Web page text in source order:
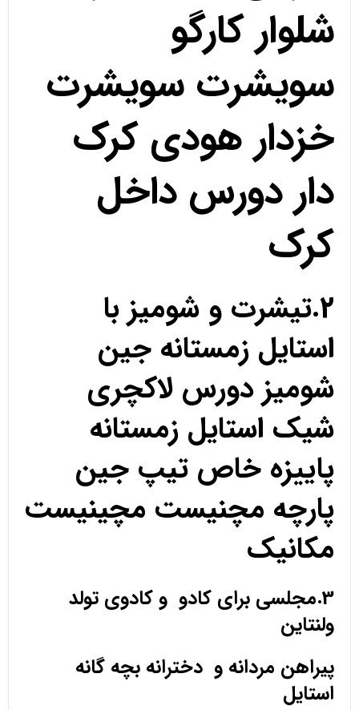
شلوار کارگو
سویشرت سویشرت
خزدار هودی کرک
دار دورس داخل
کرک
2.تیشرت و شومیز با
استایل زمستانه جین
شومیز دورس لاکچری
شیک استایل زمستانه
پاییزه خاص تیپ جین
پارچه مچنیست مچینیست
مکانیک
3.مجلسی برای کادو و کادوی تولد
ولنتاین
پیراهن مردانه و دخترانه بچه گانه
استایل